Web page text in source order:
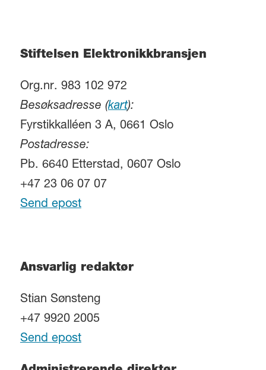
Stiftelsen Elektronikkbransjen
Org.nr. 983 102 972
Besøksadresse (kart):
Fyrstikkalléen 3 A, 0661 Oslo
Postadresse:
Pb. 6640 Etterstad, 0607 Oslo
+47 23 06 07 07
Send epost
Ansvarlig redaktør
Stian Sønsteng
+47 9920 2005
Send epost